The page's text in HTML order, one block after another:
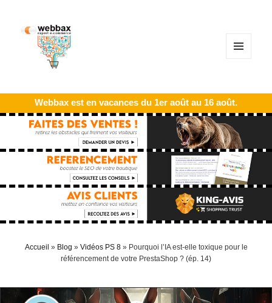
Webbax est en vacances du 1er août au 16 août.
Accueil » Blog » Vidéos PS 8» Pourquoi l’IA est-elle toxique pour le
référencement de votre PrestaShop ? (ép. 14)